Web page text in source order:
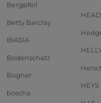
Bergpfeil
Betty Barclay
BIASIA
Bodenschatz
Bogner
boscha
HEAD
HEYS